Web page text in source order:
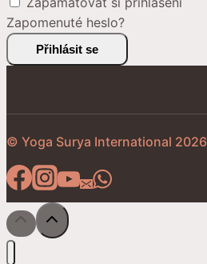
Zapomenuté heslo?
Přihlásit se
© Yoga Surya International 2026